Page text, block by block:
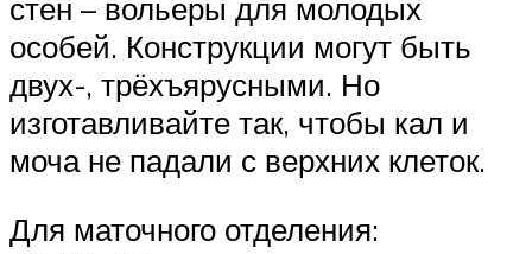
стен – вольеры для молодых
особей. Конструкции могут быть
двух-, трёхъярусными. Но
изготавливайте так, чтобы кал и
моча не падали с верхних клеток.
Для маточного отделения: